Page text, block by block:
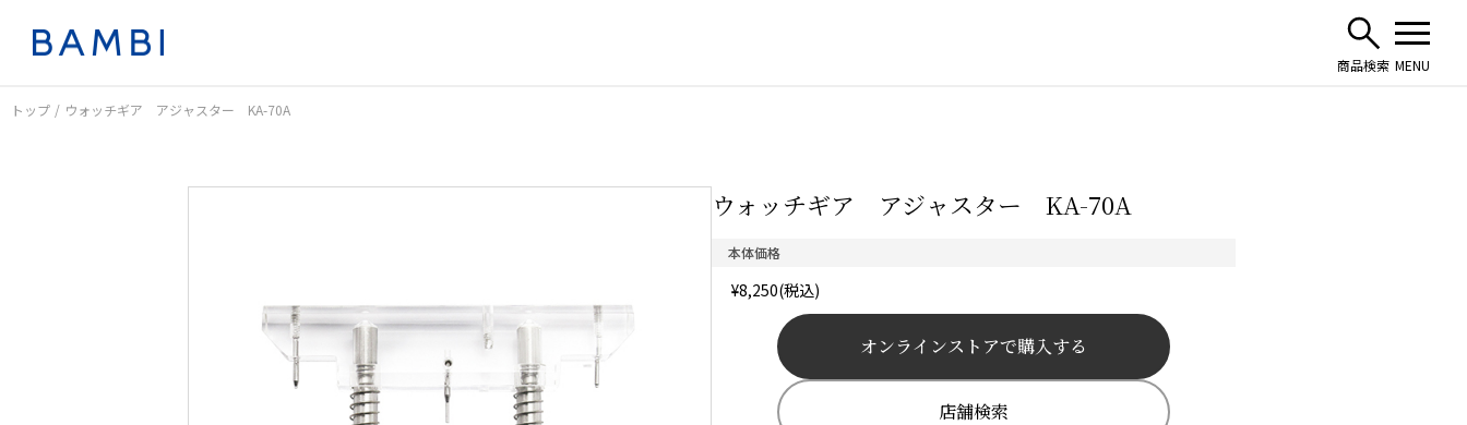
トップ ウォッチギア アジャスター KA-70A
ウォッチギア アジャスター KA-70A
本体価格
¥8,250(税込)
オンラインストアで購入する
店舗検索